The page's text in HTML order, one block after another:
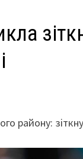
району: